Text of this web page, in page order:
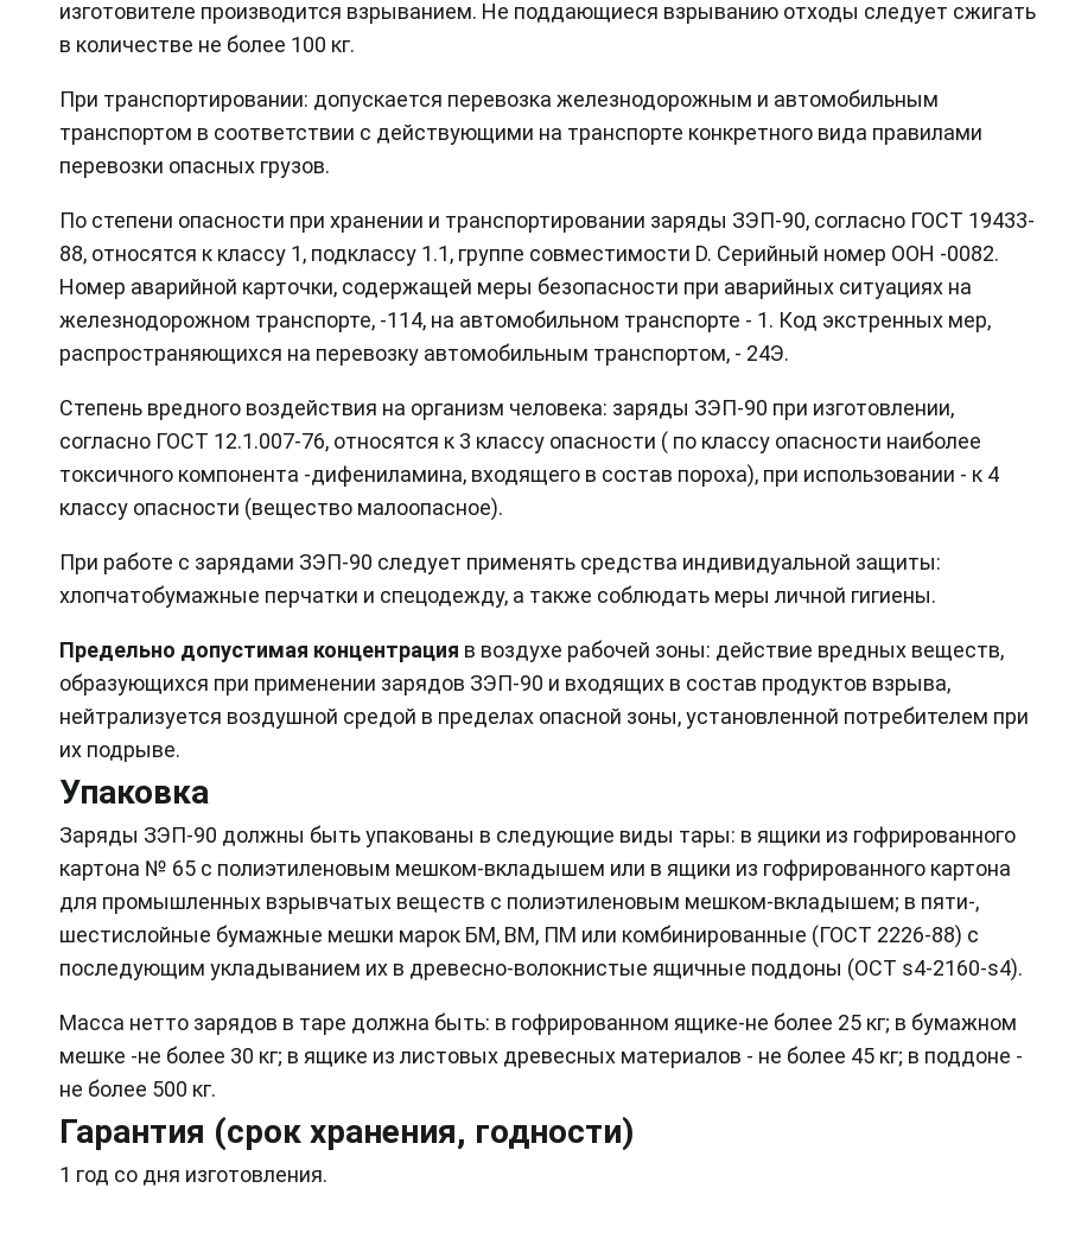
изготовителе производится взрыванием. Не поддающиеся взрыванию отходы следует сжигать
в количестве не более 100 кг.
При транспортировании: допускается перевозка железнодорожным и автомобильным
транспортом в соответствии с действующими на транспорте конкретного вида правилами
перевозки опасных грузов.
По степени опасности при хранении и транспортировании заряды ЗЭП-90, согласно ГОСТ 19433-
88, относятся к классу 1, подклассу 1.1, группе совместимости D. Серийный номер ООН -0082.
Номер аварийной карточки, содержащей меры безопасности при аварийных ситуациях на
железнодорожном транспорте, -114, на автомобильном транспорте - 1. Код экстренных мер,
распространяющихся на перевозку автомобильным транспортом, - 24Э.
Степень вредного воздействия на организм человека: заряды ЗЭП-90 при изготовлении,
согласно ГОСТ 12.1.007-76, относятся к 3 классу опасности ( по классу опасности наиболее
токсичного компонента -дифениламина, входящего в состав пороха), при использовании - к 4
классу опасности (вещество малоопасное).
При работе с зарядами ЗЭП-90 следует применять средства индивидуальной защиты:
хлопчатобумажные перчатки и спецодежду, а также соблюдать меры личной гигиены.
Предельно допустимая концентрация в воздухе рабочей зоны: действие вредных веществ,
образующихся при применении зарядов ЗЭП-90 и входящих в состав продуктов взрыва,
нейтрализуется воздушной средой в пределах опасной зоны, установленной потребителем при
их подрыве.
Упаковка
Заряды ЗЭП-90 должны быть упакованы в следующие виды тары: в ящики из гофрированного
картона № 65 с полиэтиленовым мешком-вкладышем или в ящики из гофрированного картона
для промышленных взрывчатых веществ с полиэтиленовым мешком-вкладышем; в пяти-,
шестислойные бумажные мешки марок БМ, ВМ, ПМ или комбинированные (ГОСТ 2226-88) с
последующим укладыванием их в древесно-волокнистые ящичные поддоны (ОСТ s4-2160-s4).
Масса нетто зарядов в таре должна быть: в гофрированном ящике-не более 25 кг; в бумажном
мешке -не более 30 кг; в ящике из листовых древесных материалов - не более 45 кг; в поддоне -
не более 500 кг.
Гарантия (срок хранения, годности)
1 год со дня изготовления.